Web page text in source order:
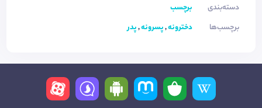
دسته‌بندی
برچسب
برچسب‌ها
دخترونه,پسرونه,پدر